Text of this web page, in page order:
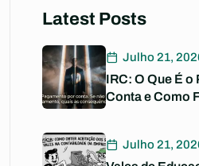
Latest Posts
Julho 21,
IRC: O Que É
Conta e Como
Julho 21,